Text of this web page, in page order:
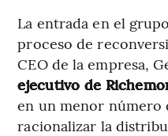
La entrada en el
proceso de
CEO de la empresa,
ejecutivo de
en un menor número
racionalizar la